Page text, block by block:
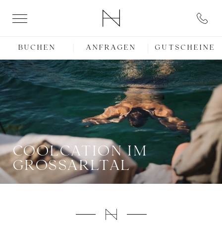
BUCHEN ANFRAGEN GUTSCHEINE
COOLCATION IM
GROSSARLTAL